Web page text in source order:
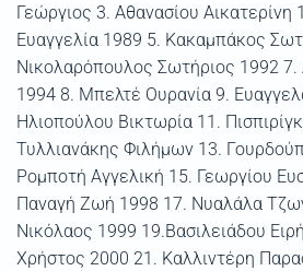
Γεώργιος 3. Αθανασίου Αικατερίνη
Ευαγγελία 1989 5. Κακαμπάκος
Νικολαρόπουλος Σωτήριος 1992 7.
1994 8. Μπελτέ Ουρανία 9.
Ηλιοπούλου Βικτωρία 11.
Τυλλιανάκης Φιλήμων 13.
Ρομποτή Αγγελική 15. Γεωργίου
Παναγή Ζωή 1998 17. Νυαλάλα
Νικόλαος 1999 19.Βασιλειάδου
Χρήστος 2000 21. Καλλιντέρη